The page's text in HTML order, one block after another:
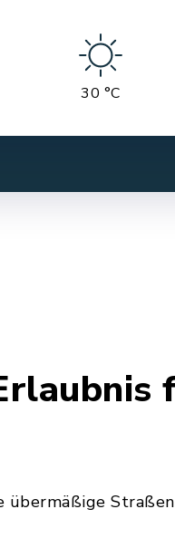
30 °C
übermäßige